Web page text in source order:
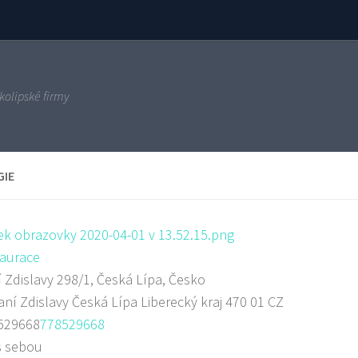
firmy
Zdislavy 298/1, Česká Lípa, Česko
Zdislavy Česká Lípa Liberecký kraj 470 01 CZ
778529668
sebou